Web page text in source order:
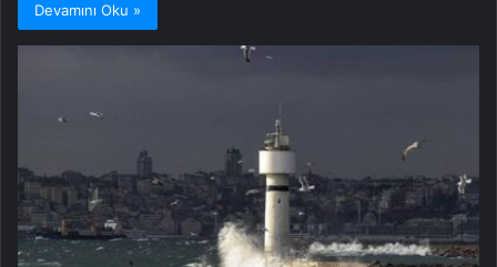
Devamını Oku »